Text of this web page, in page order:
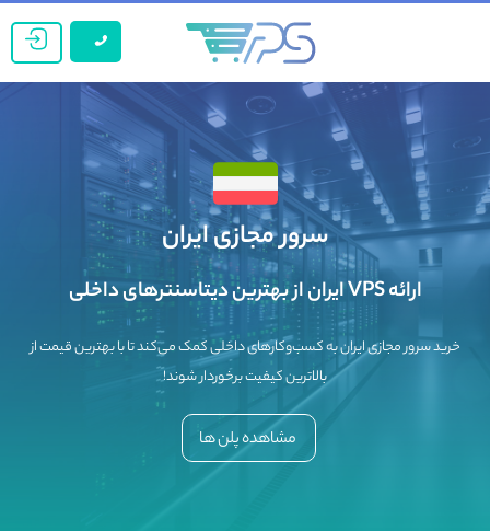
سرور مجازی ایران
ارائه VPS ایران از بهترین دیتاسنترهای داخلی
خرید سرور مجازی ایران به کسب‌و‌کارهای داخلی کمک می‌کند تا با بهترین قیمت از
بالاترین کیفیت برخوردار شوند!
مشاهده پلن ها